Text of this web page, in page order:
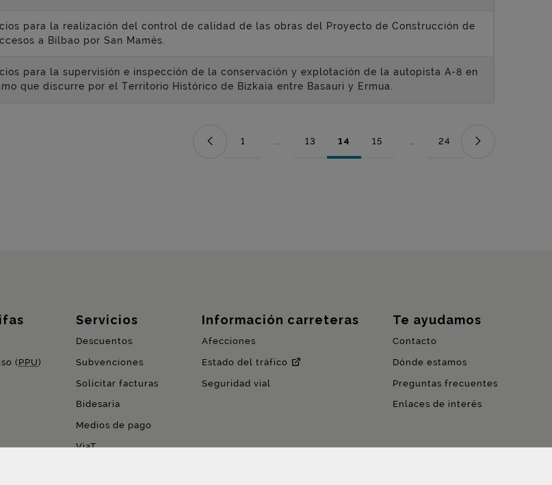
para la realización del control de calidad de las obras del Proyecto de Construcción de
a Bilbao por San Mamés.
para la supervisión e inspección de la conservación y explotación de la autopista A-8 en
que discurre por el Territorio Histórico de Bizkaia entre Basauri y Ermua.
Página
1 ...
Páginas intermedias Use TAB para desplazarse.
Página
13 Página
14 Página
15 ...
Páginas intermedias Use TAB
Página
24
( PPU)
Servicios
Descuentos
Subvenciones
Solicitar facturas
Bidesaria
Medios de pago
ViaT
Información carreteras
Afecciones
Estado del tráfico
Seguridad vial
Te ayudamos
Contacto
Dónde estamos
Preguntas frecuentes
Enlaces de interés